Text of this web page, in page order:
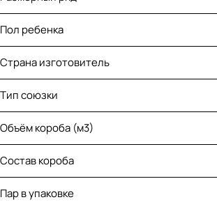
Пол ребенка
Страна изготовитель
Тип союзки
Объём короба (м3)
Состав короба
Пар в упаковке